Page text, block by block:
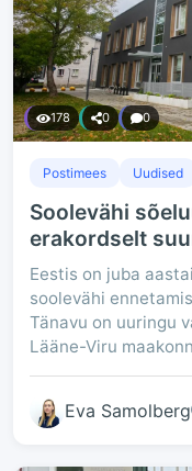
178 0 0
Postimees Uudised
Soolevähi
erakordselt
Eestis on juba
soolevähi
Tänavu on uuringu
Lääne-Viru
Eva Samolberg